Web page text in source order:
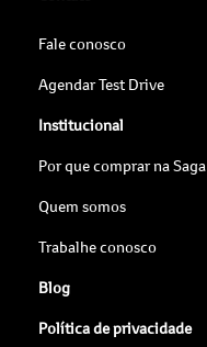
Fale conosco
Agendar Test Drive
Institucional
Por que comprar na Saga
Quem somos
Trabalhe conosco
Blog
Política de privacidade